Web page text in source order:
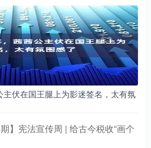
伏在国王腿上为影迷签名，太有氛
】宪法宣传周 | 给古今税收“画个